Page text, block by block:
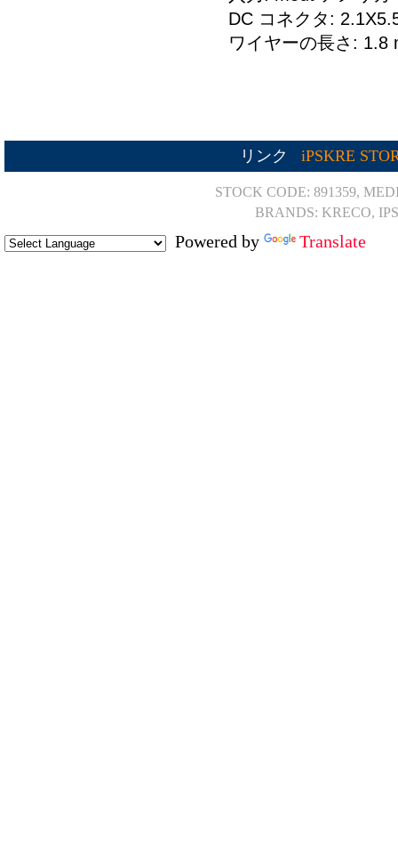
DC コネクタ:
ワイヤーの長さ: 1.8
リンク iPSKRE
STOCK CODE: 891359,
BRANDS: KRECO,
Powered by Translate